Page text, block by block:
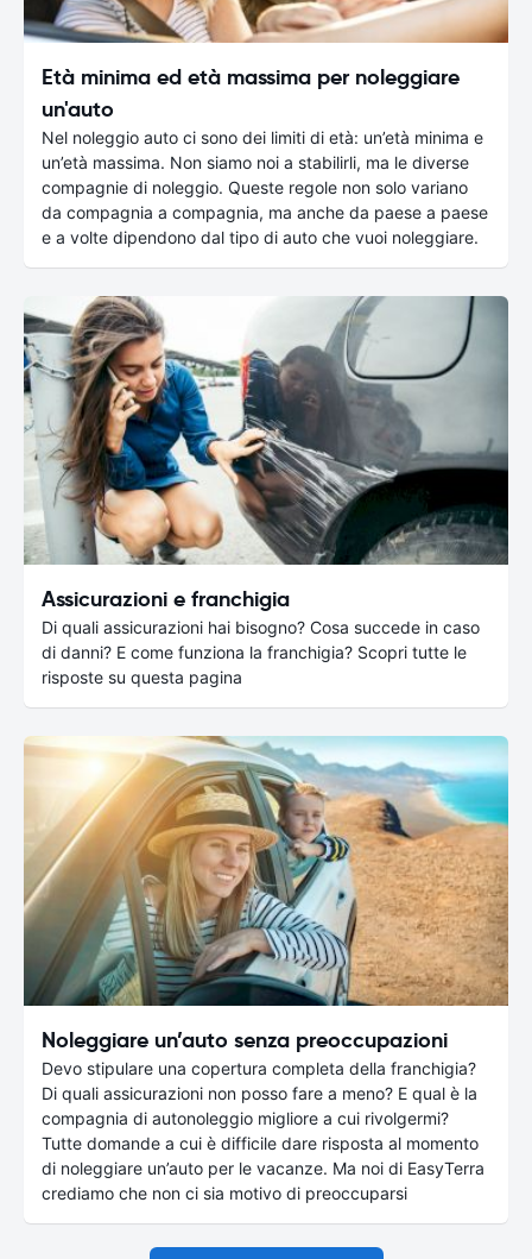
Età minima ed età massima per noleggiare
un'auto
Nel noleggio auto ci sono dei limiti di età: un’età minima e
un’età massima. Non siamo noi a stabilirli, ma le diverse
compagnie di noleggio. Queste regole non solo variano
da compagnia a compagnia, ma anche da paese a paese
e a volte dipendono dal tipo di auto che vuoi noleggiare.
Assicurazioni e franchigia
Di quali assicurazioni hai bisogno? Cosa succede in caso
di danni? E come funziona la franchigia? Scopri tutte le
risposte su questa pagina
Noleggiare un’auto senza preoccupazioni
Devo stipulare una copertura completa della franchigia?
Di quali assicurazioni non posso fare a meno? E qual è la
compagnia di autonoleggio migliore a cui rivolgermi?
Tutte domande a cui è difficile dare risposta al momento
di noleggiare un’auto per le vacanze. Ma noi di EasyTerra
crediamo che non ci sia motivo di preoccuparsi